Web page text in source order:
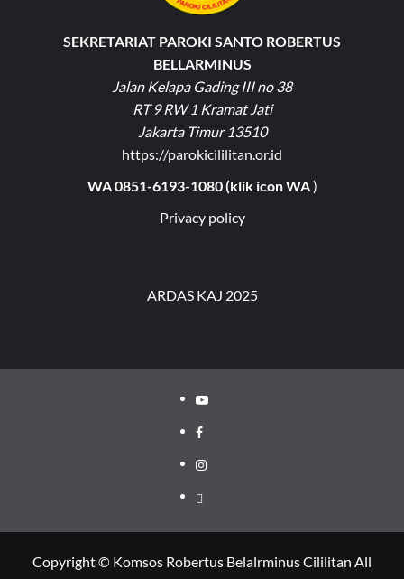
SEKRETARIAT PAROKI SANTO ROBERTUS
BELLARMINUS
Jalan Kelapa Gading III no 38
RT 9 RW 1 Kramat Jati
Jakarta Timur 13510
https://parokicililitan.or.id
WA 0851-6193-1080 (klik icon WA)
Privacy policy
ARDAS KAJ 2025
Youtube
Facebook
Instagram
Privacy
Copyright © Komsos Robertus Belalrminus Cililitan All